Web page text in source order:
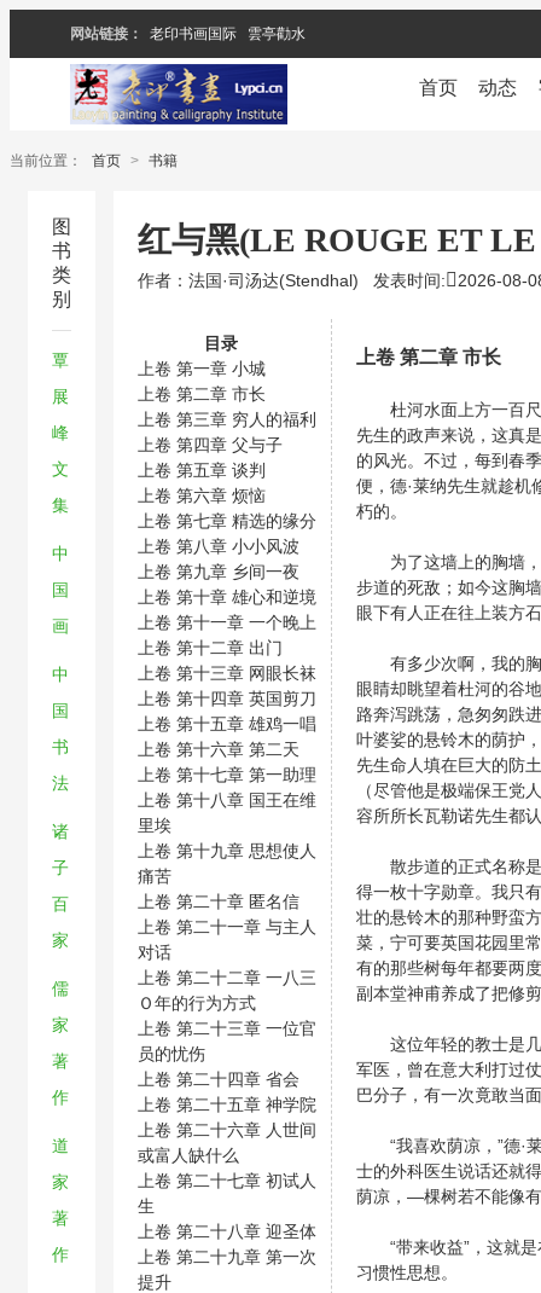
网站链接： 老印书画国际 雲亭勸水
首页 动态
当前位置： 首页 > 书籍
图
书
类
别
覃
展
峰
文
集
中
国
画
中
国
书
法
诸
子
百
家
儒
家
著
作
道
家
著
作
红与黑(LE ROUGE ET
作者：法国·司汤达(Stendhal) 发表时间: 2026-08-
目录
上卷 第一章 小城
上卷 第二章 市长
上卷 第三章 穷人的福利
上卷 第四章 父与子
上卷 第五章 谈判
上卷 第六章 烦恼
上卷 第七章 精选的缘分
上卷 第八章 小小风波
上卷 第九章 乡间一夜
上卷 第十章 雄心和逆境
上卷 第十一章 一个晚上
上卷 第十二章 出门
上卷 第十三章 网眼长袜
上卷 第十四章 英国剪刀
上卷 第十五章 雄鸡一唱
上卷 第十六章 第二天
上卷 第十七章 第一助理
上卷 第十八章 国王在维
里埃
上卷 第十九章 思想使人
痛苦
上卷 第二十章 匿名信
上卷 第二十一章 与主人
对话
上卷 第二十二章 一八三
Ｏ年的行为方式
上卷 第二十三章 一位官
员的忧伤
上卷 第二十四章 省会
上卷 第二十五章 神学院
上卷 第二十六章 人世间
或富人缺什么
上卷 第二十七章 初试人
生
上卷 第二十八章 迎圣体
上卷 第二十九章 第一次
提升
上卷 第二章 市长
杜河水面上方一百尺
先生的政声来说，这真
的风光。不过，每到春
便，德·莱纳先生就趁机
朽的。
为了这墙上的胸墙，
步道的死敌；如今这胸
眼下有人正在往上装方
有多少次啊，我的胸
眼睛却眺望着杜河的谷
路奔泻跳荡，急匆匆跌
叶婆娑的悬铃木的荫护
先生命人填在巨大的防
（尽管他是极端保王党
容所所长瓦勒诺先生都
散步道的正式名称是
得一枚十字勋章。我只
壮的悬铃木的那种野蛮
菜，宁可要英国花园里
有的那些树每年都要两
副本堂神甫养成了把修
这位年轻的教士是几
军医，曾在意大利打过
巴分子，有一次竟敢当
“我喜欢荫凉，”德·莱
士的外科医生说话还就
荫凉，—棵树若不能像
“带来收益”，这就是
习惯性思想。